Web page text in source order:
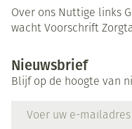
Over ons Nuttige links
wacht Voorschrift
Nieuwsbrief
Blijf op de hoogte van